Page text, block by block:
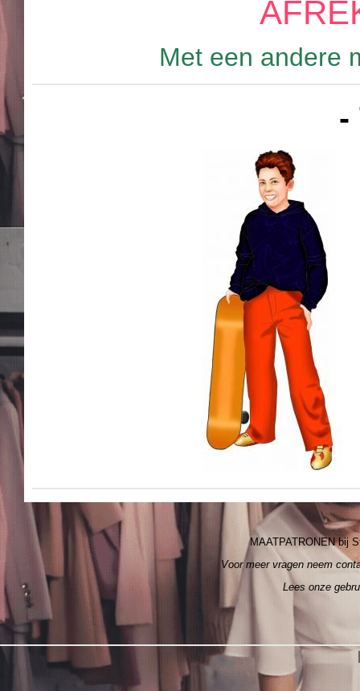
Met een andere
-
MAATPATRONEN bij
Voor meer vragen neem
Lees onze